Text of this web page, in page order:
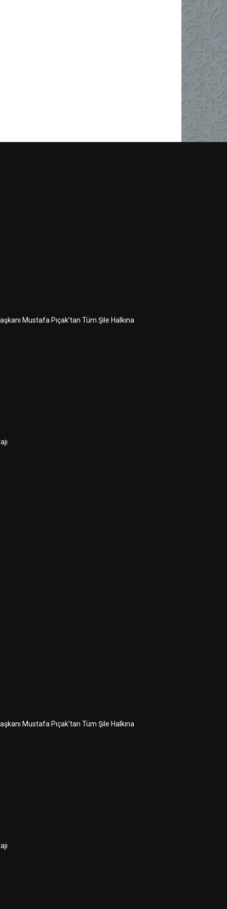
Mustafa Pıçak’tan Tüm Şile Halkına
Mustafa Pıçak’tan Tüm Şile Halkına